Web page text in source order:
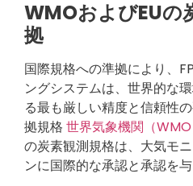
WMOおよびEUの
拠
国際規格への準拠により、
ングシステムは、世界的な
る最も厳しい精度と信頼性
拠規格 世界気象機関（WMO
の炭素観測規格は、大気モ
ンに国際的な承認と承認を